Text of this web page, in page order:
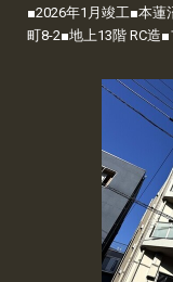
■2026年1月竣工■本蓮
町8-2■地上13階 RC造